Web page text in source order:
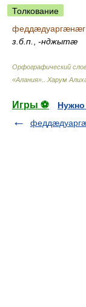
Толкование
феддæдуаргæнæг
з.б.п.
-нджытæ
Орфографический
«Алания».
Харум
Игры ⚽